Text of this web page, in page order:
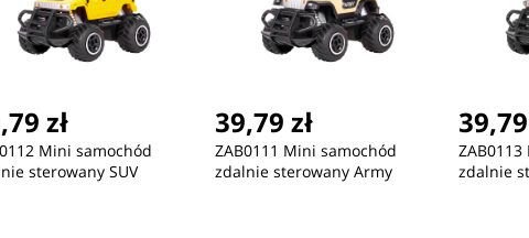
432,12 zł
HILFIGER 1791799 + BOX
432,12 zł
HILFIGER 1792183 (zf132a)
zł
Mini samochód
sterowany SUV
39,79 zł
ZAB0111 Mini samochód
zdalnie sterowany Army
zdalnie